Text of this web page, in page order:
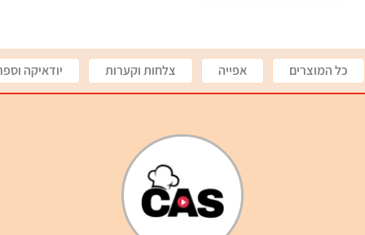
כל המוצרים אפייה צלחות וקערות יודאיקה